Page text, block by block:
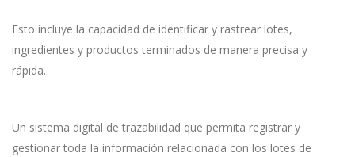
Esto incluye la capacidad de identificar y rastrear lotes,
ingredientes y productos terminados de manera precisa y
rápida.
Un sistema digital de trazabilidad que permita registrar y
gestionar toda la información relacionada con los lotes de